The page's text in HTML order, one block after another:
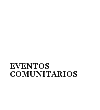
EVENTOS
COMUNITARIOS